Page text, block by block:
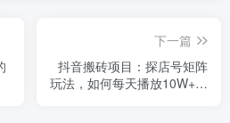
下一篇
抖音搬砖项目：探店号矩阵
玩法，如何每天播放10W+出